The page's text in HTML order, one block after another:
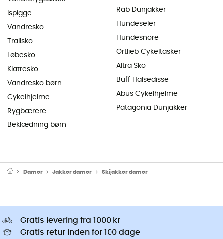
Ispigge
Vandresko
Trailsko
Løbesko
Klatresko
Vandresko børn
Cykelhjelme
Rygbærere
Beklædning børn
Rab Dunjakker
Hundeseler
Hundesnore
Ortlieb Cykeltasker
Altra Sko
Buff Halsedisse
Abus Cykelhjelme
Patagonia Dunjakker
Damer Jakker damer Skijakker damer
Gratis levering fra 1000 kr
Gratis retur inden for 100 dage